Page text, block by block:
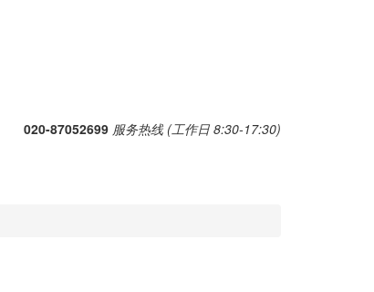
020-87052699 服务热线 (工作日 8:30-17:30)